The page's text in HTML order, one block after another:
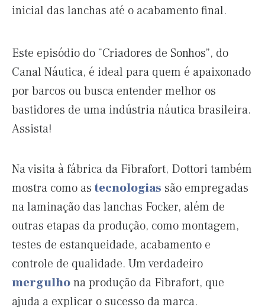
inicial das lanchas até o acabamento final.
Este episódio do “Criadores de Sonhos”, do
Canal Náutica, é ideal para quem é apaixonado
por barcos ou busca entender melhor os
bastidores de uma indústria náutica brasileira.
Assista!
Na visita à fábrica da Fibrafort, Dottori também
mostra como astecnologias são empregadas
na laminação das lanchas Focker, além de
outras etapas da produção, como montagem,
testes de estanqueidade, acabamento e
controle de qualidade. Um verdadeiro
mergulhona produção da Fibrafort, que
ajuda a explicar o sucesso da marca.